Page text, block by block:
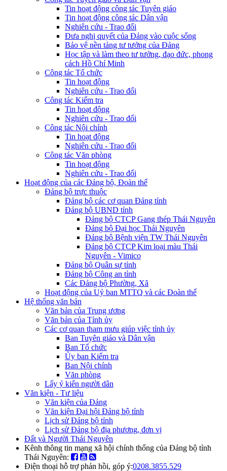
Tin hoạt động công tác Tuyên giáo
Tin hoạt động công tác Dân vận
Nghiên cứu - Trao đổi
Đưa nghị quyết của Đảng vào cuộc sống
Bảo vệ nền tảng tư tưởng của Đảng
Học tập và làm theo tư tưởng, đạo đức, phong
cách Hồ Chí Minh
Công tác Tổ chức
Tin hoạt động
Nghiên cứu - Trao đổi
Công tác Kiểm tra
Tin hoạt động
Nghiên cứu - Trao đổi
Công tác Nội chính
Tin hoạt động
Nghiên cứu - Trao đổi
Công tác Văn phòng
Tin hoạt động
Nghiên cứu - Trao đổi
Hoạt động của các Đảng bộ, Đoàn thể
Đảng bộ trực thuộc
Đảng bộ các cơ quan Đảng tỉnh
Đảng bộ UBND tỉnh
Đảng bộ CTCP Gang thép Thái Nguyên
Đảng bộ Đại học Thái Nguyên
Đảng bộ Bệnh viện TW Thái Nguyên
Đảng bộ CTCP Kim loại màu Thái
Nguyên - Vimico
Đảng bộ Quân sự tỉnh
Đảng bộ Công an tỉnh
Các Đảng bộ Phường, Xã
Hoạt động của Uỷ ban MTTQ và các Đoàn thể
Hệ thống văn bản
Văn bản của Trung ương
Văn bản của Tỉnh ủy
Các cơ quan tham mưu giúp việc tỉnh ủy
Ban Tuyên giáo và Dân vận
Ban Tổ chức
Ủy ban Kiểm tra
Ban Nội chính
Văn phòng
Lấy ý kiến người dân
Văn kiện - Tư liệu
Văn kiện của Đảng
Văn kiện Đại hội Đảng bộ tỉnh
Lịch sử Đảng bộ tỉnh
Lịch sử Đảng bộ địa phương, đơn vị
Đất và Người Thái Nguyên
Kênh thông tin mạng xã hội chính thống của Đảng bộ tỉnh
Thái Nguyên:
Điện thoại hỗ trợ phản hồi, góp ý:0208.3855.529